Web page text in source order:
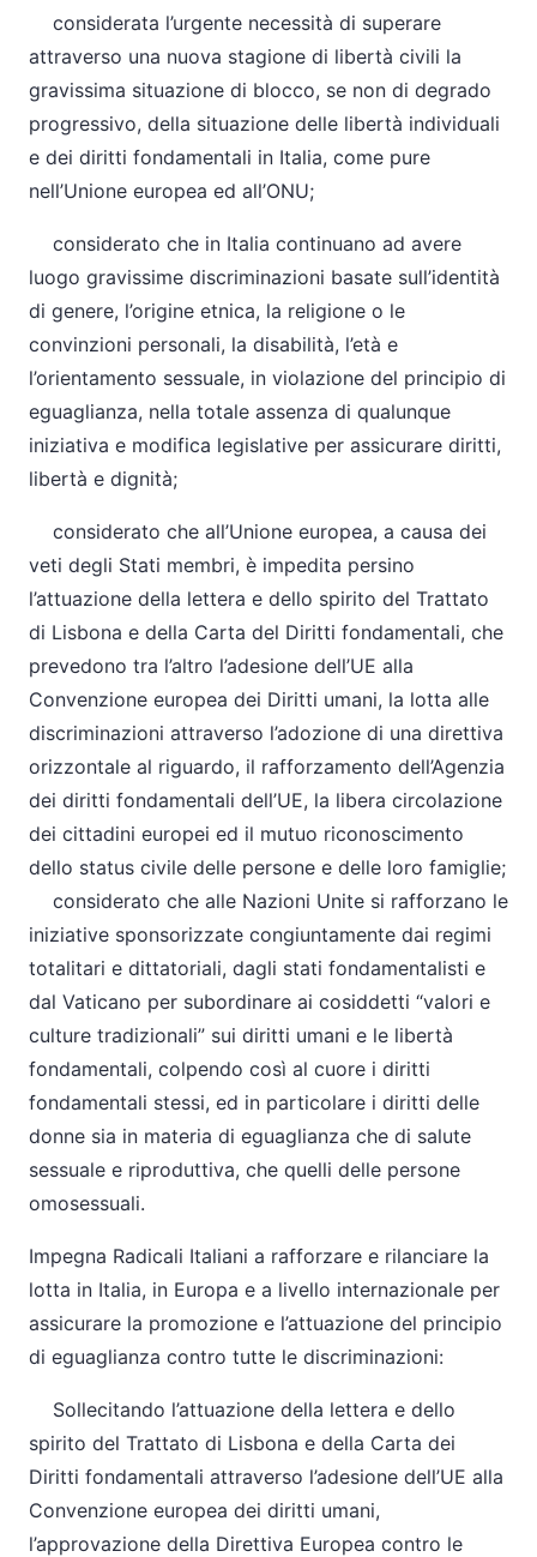
considerata l’urgente necessità di superare
attraverso una nuova stagione di libertà civili la
gravissima situazione di blocco, se non di degrado
progressivo, della situazione delle libertà individuali
e dei diritti fondamentali in Italia, come pure
nell’Unione europea ed all’ONU;
considerato che in Italia continuano ad avere
luogo gravissime discriminazioni basate sull’identità
di genere, l’origine etnica, la religione o le
convinzioni personali, la disabilità, l’età e
l’orientamento sessuale, in violazione del principio di
eguaglianza, nella totale assenza di qualunque
iniziativa e modifica legislative per assicurare diritti,
libertà e dignità;
considerato che all’Unione europea, a causa dei
veti degli Stati membri, è impedita persino
l’attuazione della lettera e dello spirito del Trattato
di Lisbona e della Carta del Diritti fondamentali, che
prevedono tra l’altro l’adesione dell’UE alla
Convenzione europea dei Diritti umani, la lotta alle
discriminazioni attraverso l’adozione di una direttiva
orizzontale al riguardo, il rafforzamento dell’Agenzia
dei diritti fondamentali dell’UE, la libera circolazione
dei cittadini europei ed il mutuo riconoscimento
dello status civile delle persone e delle loro famiglie;
considerato che alle Nazioni Unite si rafforzano le
iniziative sponsorizzate congiuntamente dai regimi
totalitari e dittatoriali, dagli stati fondamentalisti e
dal Vaticano per subordinare ai cosiddetti “valori e
culture tradizionali” sui diritti umani e le libertà
fondamentali, colpendo così al cuore i diritti
fondamentali stessi, ed in particolare i diritti delle
donne sia in materia di eguaglianza che di salute
sessuale e riproduttiva, che quelli delle persone
omosessuali.
Impegna Radicali Italiani a rafforzare e rilanciare la
lotta in Italia, in Europa e a livello internazionale per
assicurare la promozione e l’attuazione del principio
di eguaglianza contro tutte le discriminazioni:
Sollecitando l’attuazione della lettera e dello
spirito del Trattato di Lisbona e della Carta dei
Diritti fondamentali attraverso l’adesione dell’UE alla
Convenzione europea dei diritti umani,
l’approvazione della Direttiva Europea contro le